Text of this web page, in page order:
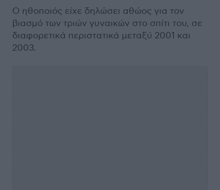
Ο ηθοποιός είχε δηλώσει αθώος για τον
βιασμό των τριών γυναικών στο σπίτι του, σε
διαφορετικά περιστατικά μεταξύ 2001 και
2003.